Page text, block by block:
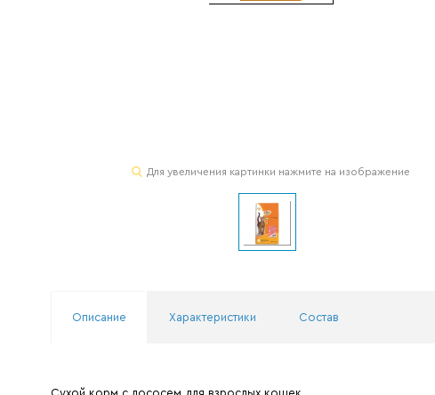
Для увеличения картинки нажмите на изображение
Описание Характеристики Состав